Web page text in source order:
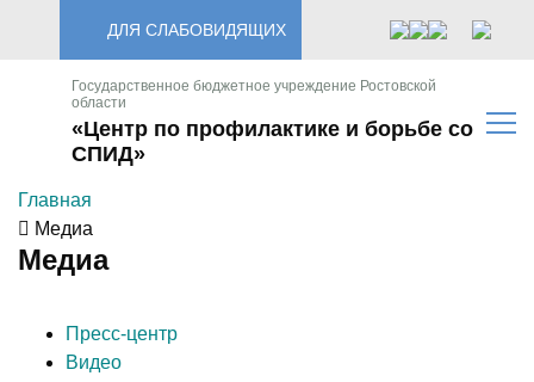
ДЛЯ СЛАБОВИДЯЩИХ
Государственное бюджетное учреждение Ростовской
области
«Центр по профилактике и борьбе со
СПИД»
Главная
Медиа
Медиа
Пресс-центр
Видео